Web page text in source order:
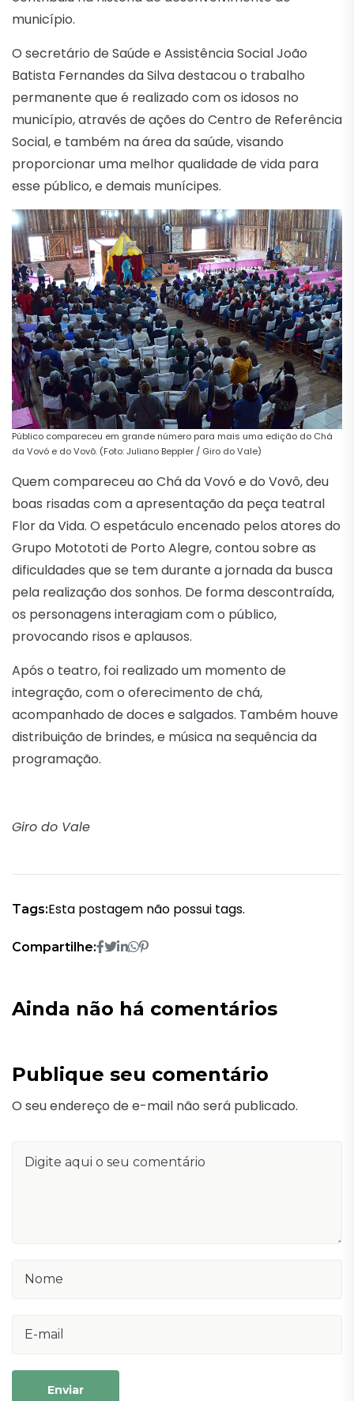
município.
O secretário de Saúde e Assistência Social João
Batista Fernandes da Silva destacou o trabalho
permanente que é realizado com os idosos no
município, através de ações do Centro de Referência
Social, e também na área da saúde, visando
proporcionar uma melhor qualidade de vida para
esse público, e demais munícipes.
Público compareceu em grande número para mais uma edição do Chá
da Vovó e do Vovô. (Foto: Juliano Beppler / Giro do Vale)
Quem compareceu ao Chá da Vovó e do Vovô, deu
boas risadas com a apresentação da peça teatral
Flor da Vida. O espetáculo encenado pelos atores do
Grupo Motototi de Porto Alegre, contou sobre as
dificuldades que se tem durante a jornada da busca
pela realização dos sonhos. De forma descontraída,
os personagens interagiam com o público,
provocando risos e aplausos.
Após o teatro, foi realizado um momento de
integração, com o oferecimento de chá,
acompanhado de doces e salgados. Também houve
distribuição de brindes, e música na sequência da
programação.
Giro do Vale
Tags:Esta postagem não possui tags.
Compartilhe:
Ainda não há comentários
Publique seu comentário
O seu endereço de e-mail não será publicado.
Enviar